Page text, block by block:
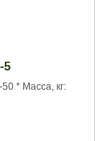
5
* Масса, кг: